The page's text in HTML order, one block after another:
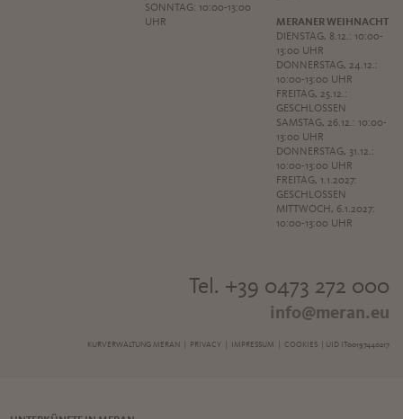
SONNTAG: 10:00-13:00
UHR
MERANER WEIHNACHT
DIENSTAG, 8.12.: 10:00-
13:00 UHR
DONNERSTAG, 24.12.:
10:00-13:00 UHR
FREITAG, 25.12.:
GESCHLOSSEN
SAMSTAG, 26.12.: 10:00-
13:00 UHR
DONNERSTAG, 31.12.:
10:00-13:00 UHR
FREITAG, 1.1.2027:
GESCHLOSSEN
MITTWOCH, 6.1.2027:
10:00-13:00 UHR
Tel. +39 0473 272 000
info@meran.eu
KURVERWALTUNG MERAN | PRIVACY| IMPRESSUM COOKIES | UID IT00197440217